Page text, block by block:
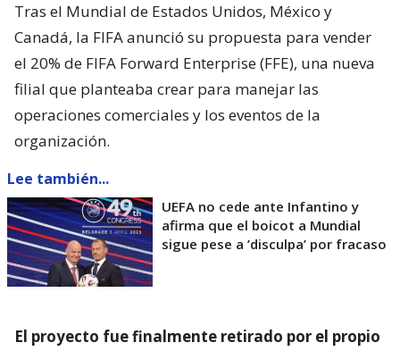
Tras el Mundial de Estados Unidos, México y
Canadá, la FIFA anunció su propuesta para vender
el 20% de FIFA Forward Enterprise (FFE), una nueva
filial que planteaba crear para manejar las
operaciones comerciales y los eventos de la
organización.
Lee también...
UEFA no cede ante Infantino y
afirma que el boicot a Mundial
sigue pese a ’disculpa’ por fracaso
El proyecto fue finalmente retirado por el propio